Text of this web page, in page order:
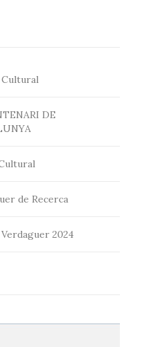
Cultural
DE
de Recerca
2024